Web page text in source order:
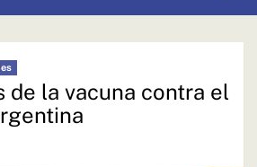
de la vacuna contra el